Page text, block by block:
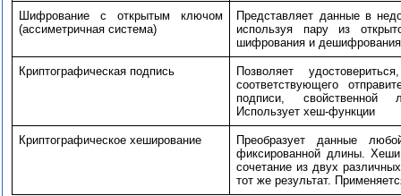
Шифрование с открытым ключом
(ассиметричная система)
Представляет данные в
используя пару из
шифрования и
Криптографическая подпись
Позволяет
соответствующего
подписи, свойственной
Использует хеш-функции
Криптографическое хеширование
Преобразует данные
фиксированной длины.
сочетание из двух
тот же результат.